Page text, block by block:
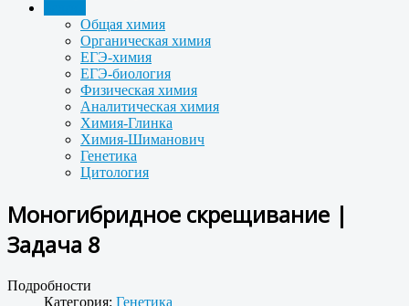
Общая химия
Органическая химия
ЕГЭ-химия
ЕГЭ-биология
Физическая химия
Аналитическая химия
Химия-Глинка
Химия-Шиманович
Генетика
Цитология
Моногибридное скрещивание |
Задача 8
Подробности
Категория: Генетика